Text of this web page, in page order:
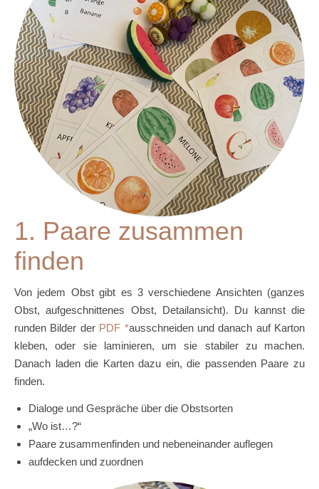
1. Paare zusammen
finden
Von jedem Obst gibt es 3 verschiedene Ansichten (ganzes
Obst, aufgeschnittenes Obst, Detailansicht). Du kannst die
runden Bilder der PDF
ausschneiden und danach auf Karton
kleben, oder sie laminieren, um sie stabiler zu machen.
Danach laden die Karten dazu ein, die passenden Paare zu
finden.
Dialoge und Gespräche über die Obstsorten
„Wo ist…?“
Paare zusammenfinden und nebeneinander auflegen
aufdecken und zuordnen